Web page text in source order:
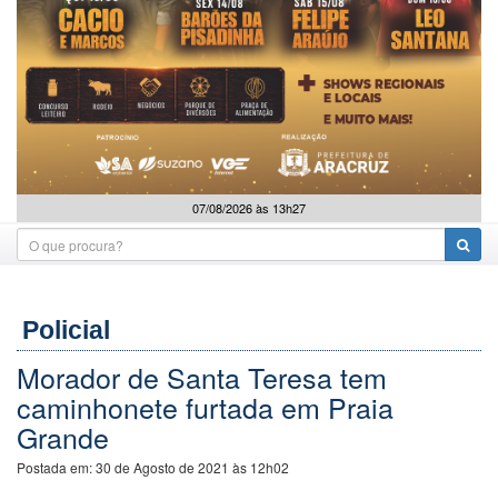
07/08/2026 às 13h27
Policial
Morador de Santa Teresa tem
caminhonete furtada em Praia
Grande
Postada em:30 de Agosto de 2021 às 12h02